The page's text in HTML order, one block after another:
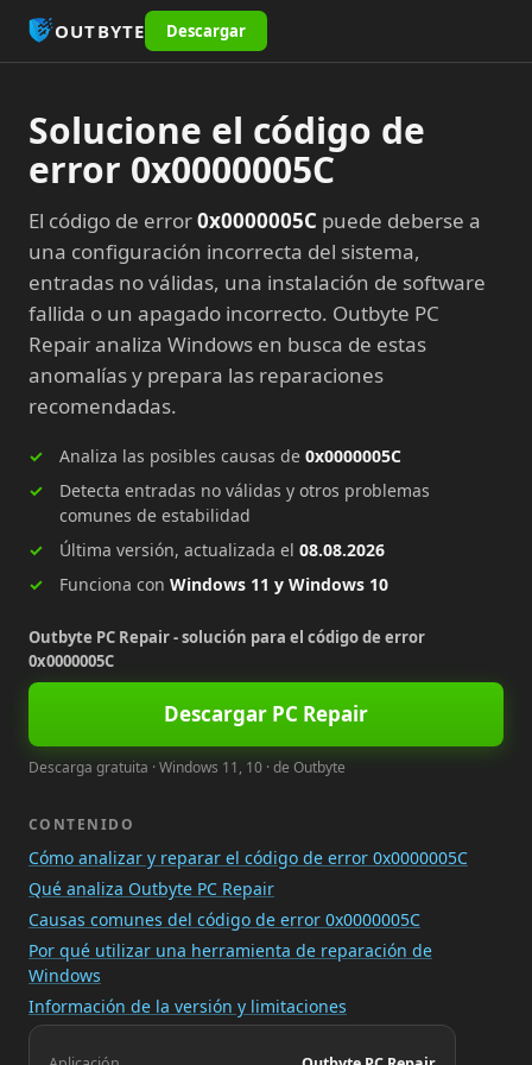
OUTBYTE Descargar
Solucione el código de
error 0x0000005C
El código de error0x0000005C puede deberse a
una configuración incorrecta del sistema,
entradas no válidas, una instalación de software
fallida o un apagado incorrecto. Outbyte PC
Repair analiza Windows en busca de estas
anomalías y prepara las reparaciones
recomendadas.
Analiza las posibles causas de 0x0000005C
Detecta entradas no válidas y otros problemas
comunes de estabilidad
Última versión, actualizada el 08.08.2026
Funciona con Windows 11 y Windows 10
Outbyte PC Repair - solución para el código de error
0x0000005C
Descargar PC Repair
Descarga gratuita · Windows 11, 10 · de Outbyte
CONTENIDO
Cómo analizar y reparar el código de error 0x0000005C
Qué analiza Outbyte PC Repair
Causas comunes del código de error 0x0000005C
Por qué utilizar una herramienta de reparación de
Windows
Información de la versión y limitaciones